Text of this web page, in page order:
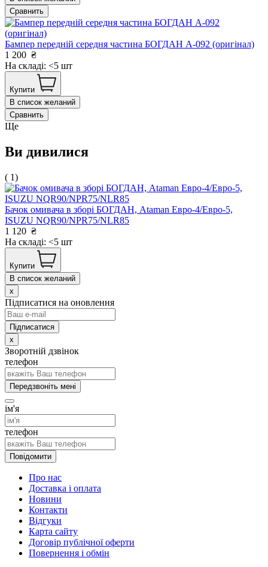
Сравнить
Бампер передній середня частина БОГДАН А-092 (оригінал)
1 200 ₴
На складі: <5 шт
Купити
В список желаний
Сравнить
Ще
Ви дивилися
( 1)
Бачок омивача в зборі БОГДАН, Ataman Евро-4/Евро-5,
ISUZU NQR90/NPR75/NLR85
1 120 ₴
На складі: <5 шт
Купити
В список желаний
x
Підписатися на оновлення
x
Зворотній дзвінок
телефон
Передзвоніть мені
ім'я
телефон
Повідомити
Про нас
Доставка і оплата
Новини
Контакти
Відгуки
Карта сайту
Договір публічної оферти
Повернення і обмін